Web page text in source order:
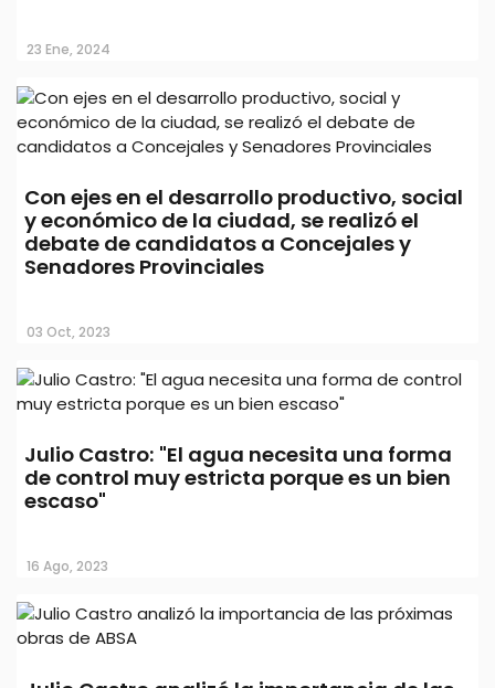
Julio Castro irá por un nuevo mandato
en el SOSBA con una lista de unidad
23 Ene, 2024
Con ejes en el desarrollo productivo, social
y económico de la ciudad, se realizó el
debate de candidatos a Concejales y
Senadores Provinciales
03 Oct, 2023
Julio Castro: "El agua necesita una forma
de control muy estricta porque es un bien
escaso"
16 Ago, 2023